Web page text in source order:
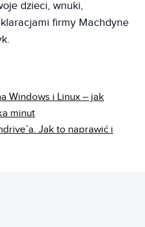
dzieci, wnuki,
firmy Machdyne
Windows i Linux – jak
minut
Jak to naprawić i